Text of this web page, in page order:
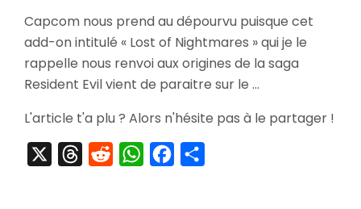
Evil
5
Lost
Nightmares
Sur
le
Ps
Capcom nous prend au dépourvu puisque cet
add-on intitulé « Lost of Nightmares » qui je le
rappelle nous renvoi aux origines de la saga
Resident Evil vient de paraitre sur le …
L'article t'a plu ? Alors n'hésite pas à le partager !
ThreadsRedditWhatsAppFacebook